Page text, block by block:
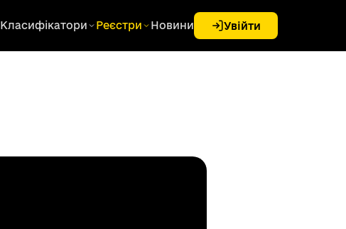
Класифікатори Реєстри Новини Увійти